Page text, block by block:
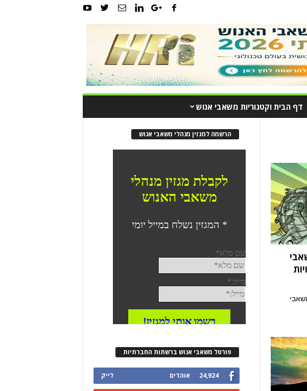
דף הבית וקטגוריות משאבי אנוש
הרשמה למגזין מנהלי משאבי אנוש
פורטל משאבי אנוש ברשתות החברתיות
24,924 אוהדים לייק